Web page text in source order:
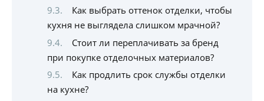
Как выбрать оттенок отделки, чтобы
кухня не выглядела слишком мрачной?
Стоит ли переплачивать за бренд
при покупке отделочных материалов?
Как продлить срок службы отделки
на кухне?